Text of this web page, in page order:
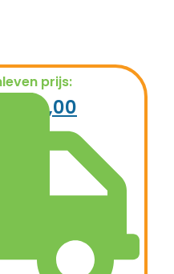
prijs:
239,00